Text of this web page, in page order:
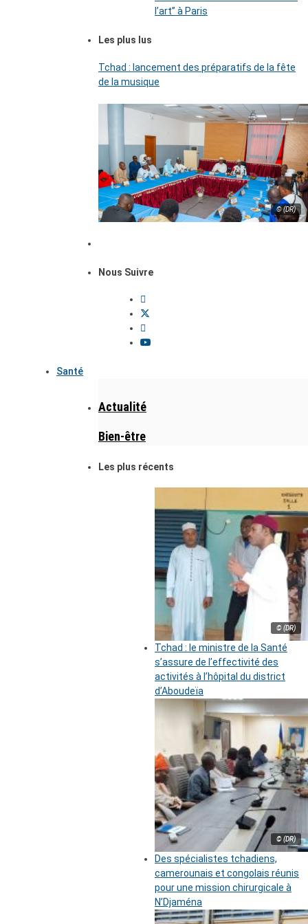
l’art’’ à Paris
Les plus lus
Tchad : lancement des préparatifs de la fête
de la musique
© (DR)
Nous Suivre
Santé
Actualité
Bien-être
Les plus récents
© (DR)
Tchad : le ministre de la Santé
s’assure de l’effectivité des
activités à l’hôpital du district
d’Aboudeïa
© (DR)
Des spécialistes tchadiens,
camerounais et congolais réunis
pour une mission chirurgicale à
N’Djaména